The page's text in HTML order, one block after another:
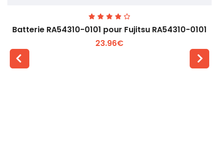
Batterie RA54310-0101 pour Fujitsu RA54310-0101
23.96€